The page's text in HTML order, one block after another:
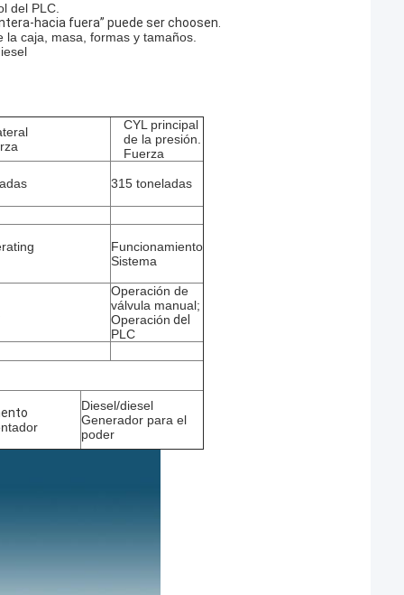
del PLC.
hacia fuera” puede ser choosen.
caja, masa, formas y tamaños.
CYL principal
de la presión.
Fuerza
315 toneladas
Funcionamiento
Sistema
Operación de
válvula manual;
Operación del
PLC
Diesel/diesel
Generador para el
poder